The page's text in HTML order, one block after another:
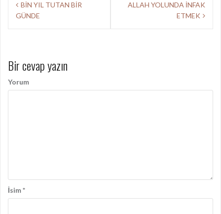
ı
d
o
ı
BİN YIL TUTAN BİR
GÜNDE
ALLAH YOLUNDA İNFAK
ETMEK
Bir cevap yazın
Yorum
İsim*